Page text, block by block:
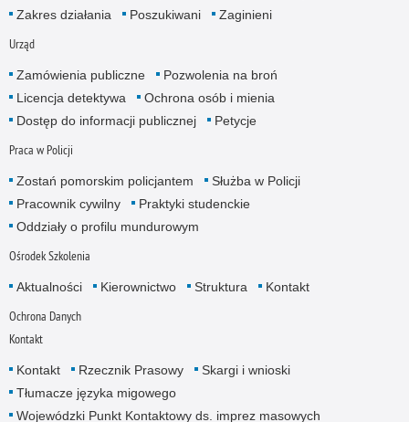
Zakres działania
Poszukiwani Zaginieni
Urząd
Zamówienia publiczne
Pozwolenia na broń
Licencja detektywa
Ochrona osób i mienia
Dostęp do informacji publicznej
Petycje
Praca w Policji
Zostań pomorskim policjantem
Służba w Policji
Pracownik cywilny
Praktyki studenckie
Oddziały o profilu mundurowym
Ośrodek Szkolenia
Aktualności Kierownictwo Struktura Kontakt
Ochrona Danych
Kontakt
Kontakt Rzecznik Prasowy
Skargi i wnioski
Tłumacze języka migowego
Wojewódzki Punkt Kontaktowy ds. imprez masowych